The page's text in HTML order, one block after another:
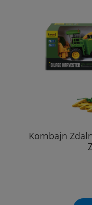
Kombajn